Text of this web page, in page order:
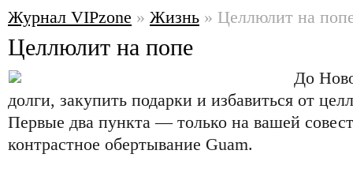
Журнал VIPzone » Жизнь » Целлюлит на
Целлюлит на попе
До
долги, закупить подарки и избавиться от
Первые два пункта — только на вашей
контрастное обертывание Guam.